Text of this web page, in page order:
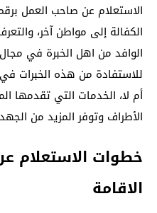
الاستعلام عن صاحب العمل
الكفالة إلى مواطن آخر،
الوافد من اهل الخبرة في
للاستفادة من هذه الخبرات
أم لا، الخدمات التي تقدمها
الأطراف وتوفر المزيد من
خطوات الاستعلام
الاقامة